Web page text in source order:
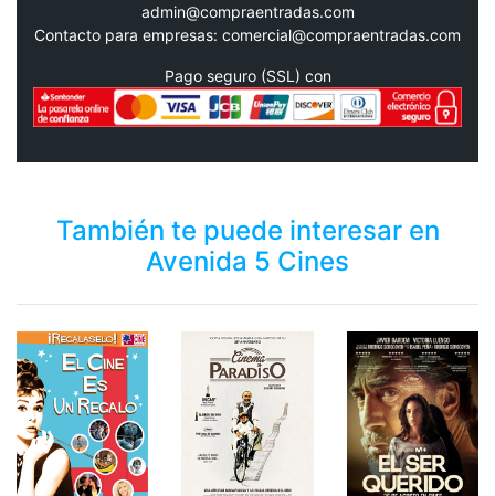
admin@compraentradas.com
Contacto para empresas: comercial@compraentradas.com
Pago seguro (SSL) con
También te puede interesar en
Avenida 5 Cines